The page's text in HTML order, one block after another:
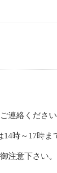
連絡ください
時～17時ま
注意下さい。